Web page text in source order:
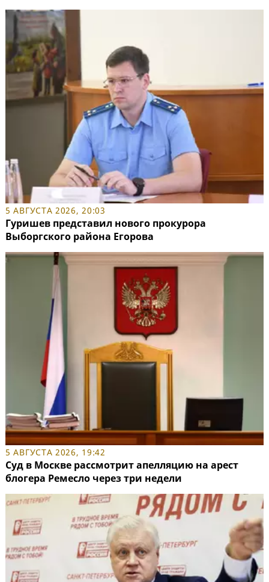
5 АВГУСТА 2026, 20:03
Гуришев представил нового прокурора
Выборгского района Егорова
5 АВГУСТА 2026, 19:42
Суд в Москве рассмотрит апелляцию на арест
блогера Ремесло через три недели